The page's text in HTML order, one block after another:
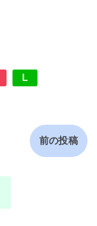
L
前の投稿